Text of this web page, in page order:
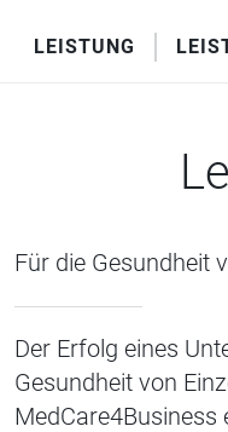
LEISTUNG
Für die Gesundheit
Der Erfolg eines
Gesundheit von
MedCare4Business